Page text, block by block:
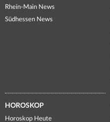
Rhein-Main News
Südhessen News
HOROSKOP
Horoskop Heute